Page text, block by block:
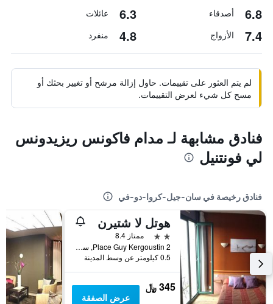
6.8 أصدقاء 6.3 عائلات
7.4 الأزواج 4.8 منفرد
لم يتم العثور على تقييمات. حاول إزالة مرشح أو تغيير بحثك أو
مسح كل شيء لعرض التقييمات.
فنادق مشابهة لـ مدام فاكونس ريزيدونس
لي فونتنيل
فنادق رخيصة في سان-جيل-كروا-دو-في
هوتل لا شتيرن
2 نجمتين
ممتاز 8.4
2 Place Guy Kergoustin, سان-جيل-كروا-دو-في, إقليم فونديه, فرنسا
0.5 كيلومتر عن وسط المدينة
345 ﷼
عرض الصفقة